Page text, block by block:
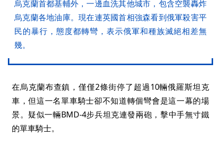
烏克蘭首都基輔外，一邊血洗其他城市，包含空襲轟炸
烏克蘭各地油庫。現在連英國首相強森看到俄軍殺害平
民的暴行，態度都轉彎，表示俄軍和種族滅絕相差無
幾。
在烏克蘭布查鎮，僅僅2條街停了超過10輛俄羅斯坦克
車，但這一名單車騎士卻不知道轉個彎會是這一幕的場
景。疑似一輛BMD-4步兵坦克連發兩砲，擊中手無寸鐵
的單車騎士。